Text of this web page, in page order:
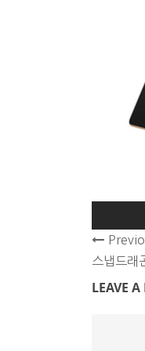
스냅드래
LEAVE A